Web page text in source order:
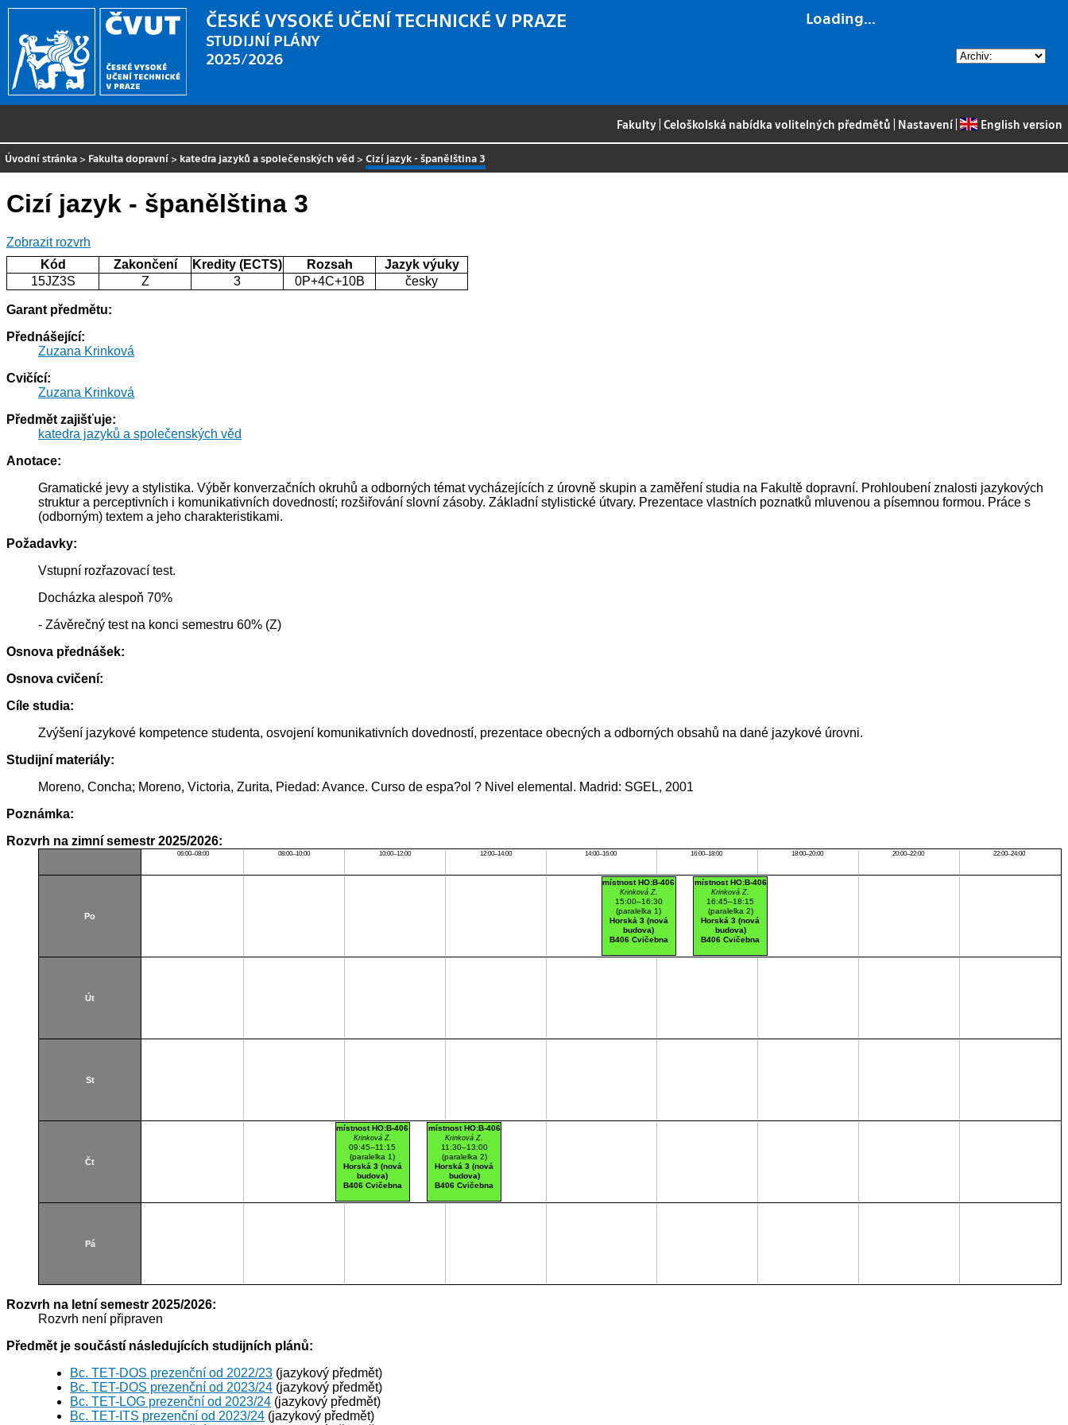
Loading...
ČESKÉ VYSOKÉ UČENÍ TECHNICKÉ V PRAZE
STUDIJNÍ PLÁNY
2025/2026
Fakulty |Celoškolská nabídka volitelných předmětů Nastavení| English version
Úvodní stránka > Fakulta dopravní > katedra jazyků a společenských věd >Cizí jazyk - španělština 3
Cizí jazyk - španělština 3
Zobrazit rozvrh
Kód
Zakončení Kredity (ECTS) Rozsah
Jazyk výuky
15JZ3S
Z 3 0P+4C+10B česky
Garant předmětu:
Přednášející:
Zuzana Krinková
Cvičící:
Zuzana Krinková
Předmět zajišťuje:
katedra jazyků a společenských věd
Anotace:
Gramatické jevy a stylistika. Výběr konverzačních okruhů a odborných témat vycházejících z úrovně skupin a zaměření studia na Fakultě dopravní. Prohloubení znalosti jazykových
struktur a perceptivních i komunikativních dovedností; rozšiřování slovní zásoby. Základní stylistické útvary. Prezentace vlastních poznatků mluvenou a písemnou formou. Práce s
(odborným) textem a jeho charakteristikami.
Požadavky:
Vstupní rozřazovací test.
Docházka alespoň 70%
- Závěrečný test na konci semestru 60% (Z)
Osnova přednášek:
Osnova cvičení:
Cíle studia:
Zvýšení jazykové kompetence studenta, osvojení komunikativních dovedností, prezentace obecných a odborných obsahů na dané jazykové úrovni.
Studijní materiály:
Moreno, Concha; Moreno, Victoria, Zurita, Piedad: Avance. Curso de espa?ol ? Nivel elemental. Madrid: SGEL, 2001
Poznámka:
Rozvrh na zimní semestr 2025/2026:
06:00–08:00 08:00–10:00 10:00–12:00 12:00–14:00 14:00–16:00 16:00–18:00 18:00–20:00 20:00–22:00 22:00–24:00
Po
místnost HO:B-406
Krinková Z.
15:00–16:30
(paralelka 1)
Horská 3 (nová
budova)
B406 Cvičebna
místnost HO:B-406
Krinková Z.
16:45–18:15
(paralelka 2)
Horská 3 (nová
budova)
B406 Cvičebna
Út
St
Čt
místnost HO:B-406
Krinková Z.
09:45–11:15
(paralelka 1)
Horská 3 (nová
budova)
B406 Cvičebna
místnost HO:B-406
Krinková Z.
11:30–13:00
(paralelka 2)
Horská 3 (nová
budova)
B406 Cvičebna
Pá
Rozvrh na letní semestr 2025/2026:
Rozvrh není připraven
Předmět je součástí následujících studijních plánů:
Bc. TET-DOS prezenční od 2022/23 (jazykový předmět)
Bc. TET-DOS prezenční od 2023/24 (jazykový předmět)
Bc. TET-LOG prezenční od 2023/24 (jazykový předmět)
Bc. TET-ITS prezenční od 2023/24 (jazykový předmět)